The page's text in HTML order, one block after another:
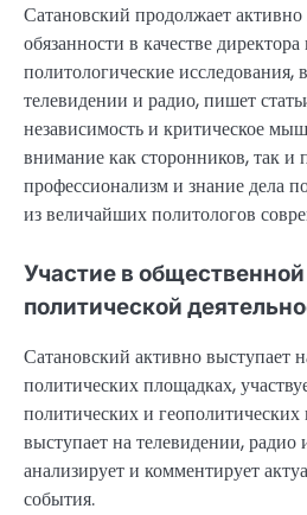
Сатановский продолжает
обязанности в качестве
политологические исследования,
телевидении и радио, пишет
независимость и критическое
внимание как сторонников, так и
профессионализм и знание дела
из величайших политологов
Участие в
политической
Сатановский активно выступает
политических площадках,
политических и
выступает на телевидении,
анализирует и комментирует
события.